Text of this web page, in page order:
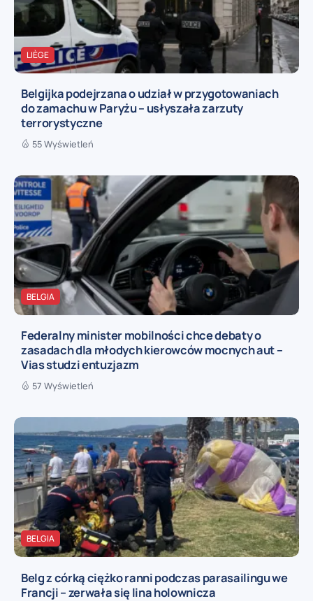
LIÈGE
Belgijka podejrzana o udział w przygotowaniach
do zamachu w Paryżu – usłyszała zarzuty
terrorystyczne
55 Wyświetleń
BELGIA
Federalny minister mobilności chce debaty o
zasadach dla młodych kierowców mocnych aut –
Vias studzi entuzjazm
57 Wyświetleń
BELGIA
Belg z córką ciężko ranni podczas parasailingu we
Francji – zerwała się lina holownicza